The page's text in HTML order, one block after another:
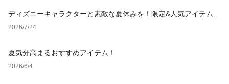
ディズニーキャラクターと素敵な夏休みを！限定&人気アイテム特
集
2026/7/24
夏気分高まるおすすめアイテム！
2026/6/4